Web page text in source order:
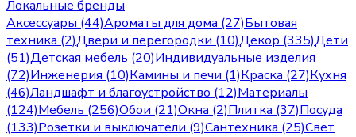
Локальные бренды
Аксессуары (44)Ароматы для дома (27)Бытовая
техника (2)Двери и перегородки (10)Декор (335)Дети
(51)Детская мебель (20)Индивидуальные изделия
(72)Инженерия (10)Камины и печи (1)Краска (27)Кухня
(46)Ландшафт и благоустройство (12)Материалы
(124)Мебель (256)Обои (21)Окна (2)Плитка (37)Посуда
(133)Розетки и выключатели (9)Сантехника (25)Свет